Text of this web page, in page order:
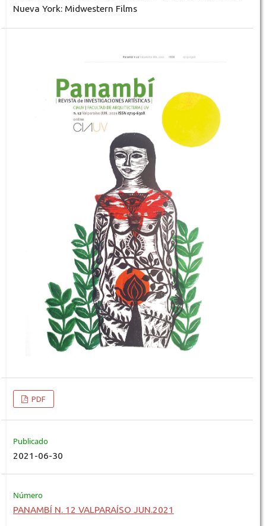
Nueva York: Midwestern Films
PDF
Publicado
2021-06-30
Número
PANAMBÍ N. 12 VALPARAÍSO JUN.2021